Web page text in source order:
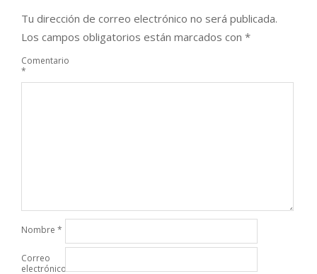
Tu dirección de correo electrónico no será publicada.
Los campos obligatorios están marcados con *
Comentario
*
Nombre *
Correo
electrónico